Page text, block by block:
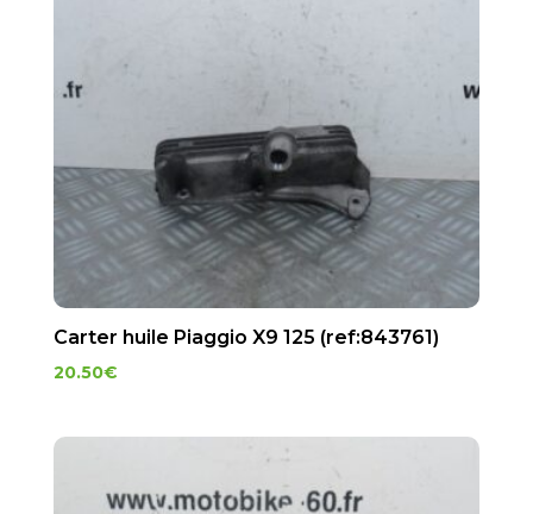
Carter huile Piaggio X9 125 (ref:843761)
20.50€